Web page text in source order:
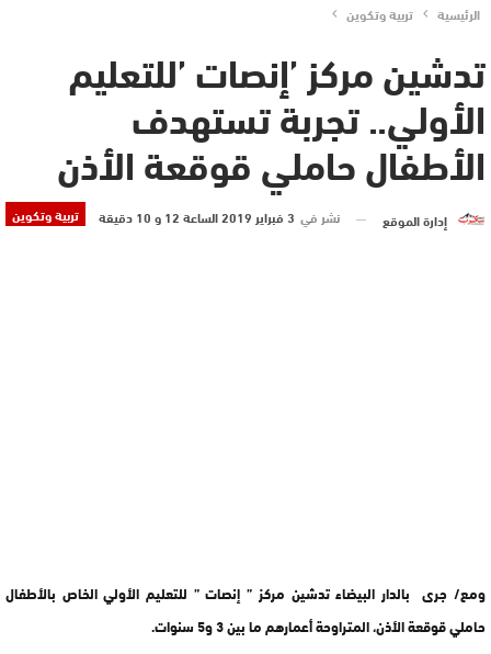
الرئيسية تربية وتكوين
تدشين مركز ’إنصات ’للتعليم
الأولي.. تجربة تستهدف
الأطفال حاملي قوقعة الأذن
تربية وتكوين إدارة الموقع نشر في 3 فبراير 2019 الساعة 12 و 10 دقيقة
ومع/ جرى بالدار البيضاء تدشين مركز ” إنصات ” للتعليم الأولي الخاص بالأطفال
حاملي قوقعة الأذن، المتراوحة أعمارهم ما بين 3 و5 سنوات.